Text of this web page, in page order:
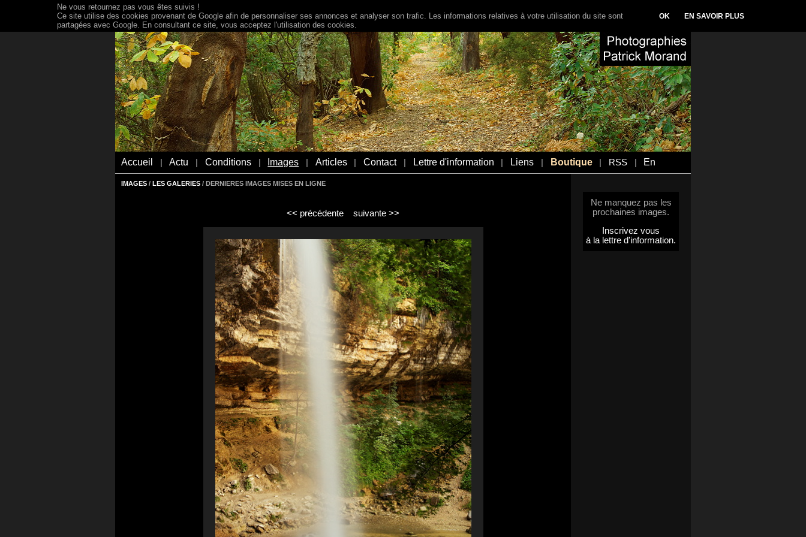
Accueil Actu Conditions Images Articles Contact Lettre d'information Liens Boutique RSS En
IMAGES / LES GALERIES / DERNIERES IMAGES MISES EN LIGNE
<< précédente suivante >>
Ne manquez pas les
prochaines images.
Inscrivez vous
à la lettre d'information.
Ne vous retournez pas vous êtes suivis !
Ce site utilise des cookies provenant de Google afin de personnaliser ses annonces et analyser son trafic. Les informations relatives à votre utilisation du site sont
partagées avec Google. En consultant ce site, vous acceptez l'utilisation des cookies.
OK EN SAVOIR PLUS